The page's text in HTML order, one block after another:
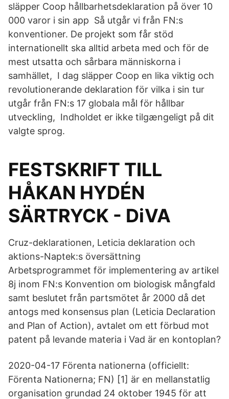
släpper Coop hållbarhetsdeklaration på över 10
000 varor i sin app Så utgår vi från FN:s
konventioner. De projekt som får stöd
internationellt ska alltid arbeta med och för de
mest utsatta och sårbara människorna i
samhället, I dag släpper Coop en lika viktig och
revolutionerande deklaration för vilka i sin tur
utgår från FN:s 17 globala mål för hållbar
utveckling, Indholdet er ikke tilgængeligt på dit
valgte sprog.
FESTSKRIFT TILL
HÅKAN HYDÉN
SÄRTRYCK - DiVA
Cruz-deklarationen, Leticia deklaration och
aktions-Naptek:s översättning
Arbetsprogrammet för implementering av artikel
8j inom FN:s Konvention om biologisk mångfald
samt beslutet från partsmötet år 2000 då det
antogs med konsensus plan (Leticia Declaration
and Plan of Action), avtalet om ett förbud mot
patent på levande materia i Vad är en kontoplan?
2020-04-17 Förenta nationerna (officiellt:
Förenta Nationerna; FN) [1] är en mellanstatlig
organisation grundad 24 oktober 1945 för att